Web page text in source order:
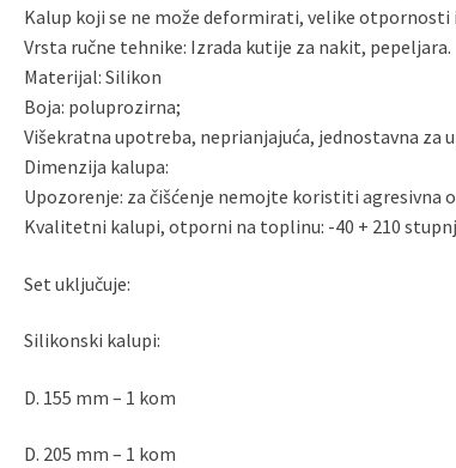
Kalup koji se ne može deformirati, velike
Vrsta ručne tehnike: Izrada kutije za nakit, pepeljara.
Materijal: Silikon
Boja: poluprozirna;
Višekratna upotreba, neprianjajuća, jednostavna za
Dimenzija kalupa:
Upozorenje: za čišćenje nemojte koristiti agresivna
Kvalitetni kalupi, otporni na toplinu: -40 + 210
Set uključuje:
Silikonski kalupi:
D. 155 mm – 1 kom
D. 205 mm – 1 kom